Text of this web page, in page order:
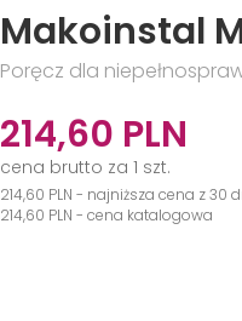
Makoinstal
Poręcz dla
214,60 PLN
cena brutto za 1 szt.
214,60 PLN - najniższa cena z 30
214,60 PLN - cena katalogowa